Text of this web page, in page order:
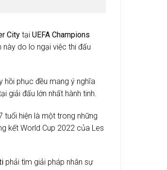
City tại UEFA Champions
này do lo ngại việc thi đấu
hồi phục đều mang ý nghĩa
giải đấu lớn nhất hành tinh.
hiện là một trong những
kết World Cup 2022 của Les
phải tìm giải pháp nhân sự